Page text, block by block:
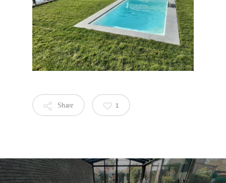
Share 1